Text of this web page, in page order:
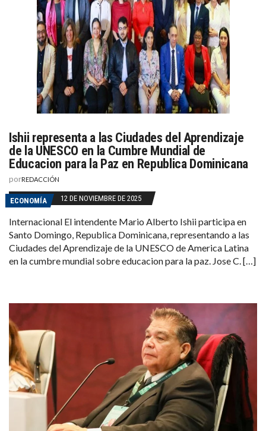
Ishii representa a las Ciudades del Aprendizaje
de la UNESCO en la Cumbre Mundial de
Educacion para la Paz en Republica Dominicana
porREDACCIÓN
ECONOMÍA 12 DE NOVIEMBRE DE 2025
Internacional El intendente Mario Alberto Ishii participa en
Santo Domingo, Republica Dominicana, representando a las
Ciudades del Aprendizaje de la UNESCO de America Latina
en la cumbre mundial sobre educacion para la paz. Jose C. […]